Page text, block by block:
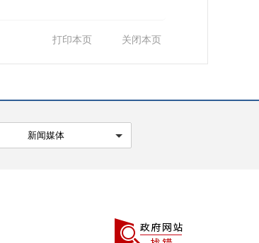
打印本页 关闭本页
新闻媒体